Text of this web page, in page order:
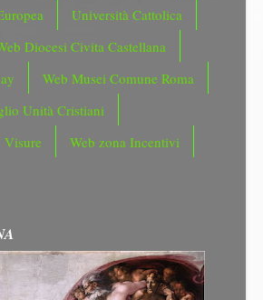
Università Cattolica
Diocesi Civita Castellana
Web Musei Comune Roma
Unità Cristiani
Visure
Web zona Incentivi